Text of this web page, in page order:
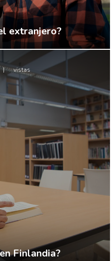
extranjero?
| vistas
Finlandia?